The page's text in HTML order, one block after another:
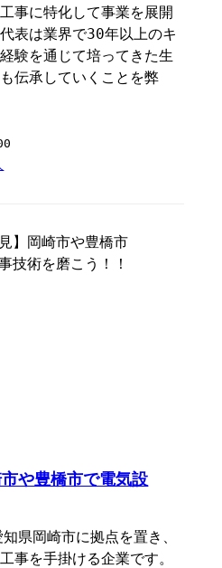
事に特化して事業を展開
表は業界で30年以上のキ
験を通じて培ってきた生
伝承していくことを弊
市や豊橋市で電気設
県岡崎市に拠点を置き、
事を手掛ける企業です。